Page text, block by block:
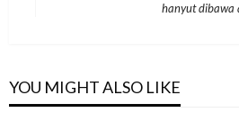
hanyut dibawa
YOU MIGHT ALSO LIKE